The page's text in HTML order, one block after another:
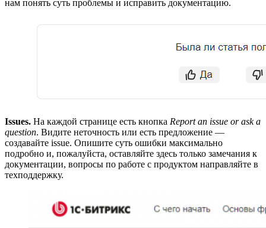
нам понять суть проблемы и исправить документацию.
Issues. На каждой странице есть кнопка Report an issue or ask a
question. Видите неточность или есть предложение —
создавайте issue. Опишите суть ошибки максимально
подробно и, пожалуйста, оставляйте здесь только замечания к
документации, вопросы по работе с продуктом направляйте в
техподдержку.